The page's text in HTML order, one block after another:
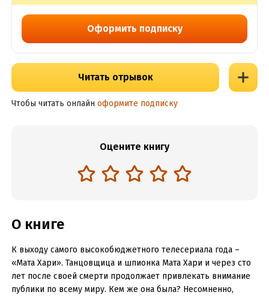
Оформить подписку
Читать отрывок
Чтобы читать онлайн оформите подписку
Оцените книгу
О книге
К выходу самого высокобюджетного телесериала года –
«Мата Хари». Танцовщица и шпионка Мата Хари и через сто
лет после своей смерти продолжает привлекать внимание
публики по всему миру. Кем же она была? Несомненно,